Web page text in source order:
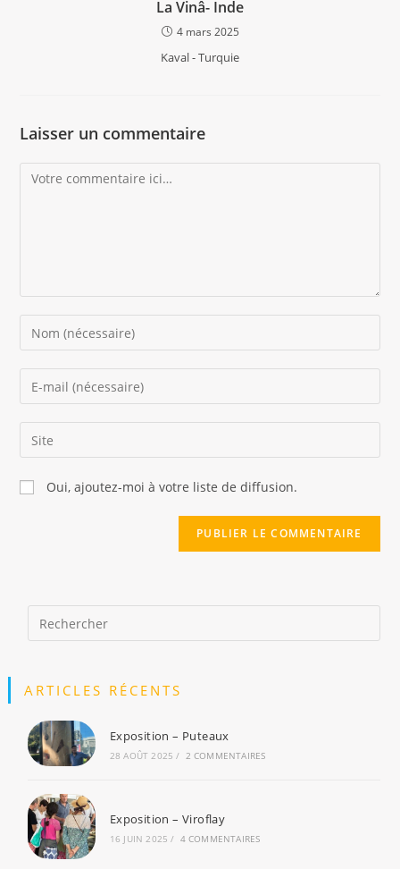
La Vinâ- Inde
4 mars 2025
Kaval - Turquie
Laisser un commentaire
Oui, ajoutez-moi à votre liste de diffusion.
ARTICLES RÉCENTS
Exposition – Puteaux
28 AOÛT 2025 / 2 COMMENTAIRES
Exposition – Viroflay
16 JUIN 2025 / 4 COMMENTAIRES